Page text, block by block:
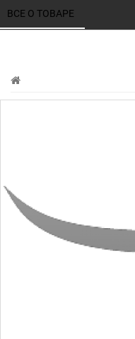
ВСЕ О ТОВАРЕ